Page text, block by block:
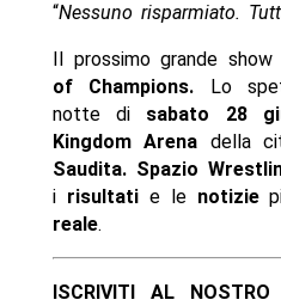
“Nessuno risparmiato.
Il prossimo grande
of Champions. Lo
notte di sabato 28
Kingdom Arena della
Saudita. Spazio
i risultatie le notizie
reale.
ISCRIVITI AL